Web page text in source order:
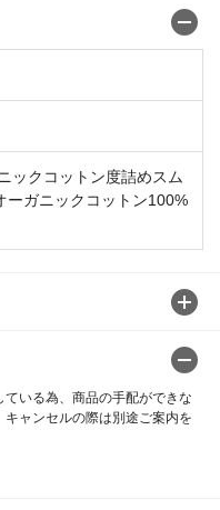
ックコットン度詰めスム
ーガニックコットン100%
いる為、商品の手配ができな
ャンセルの際は別途ご案内を